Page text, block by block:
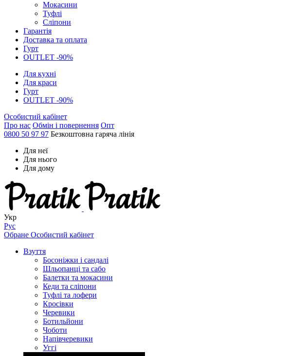
Мокасини
Туфлі
Сліпони
Гарантія
Доставка та оплата
Гурт
OUTLET -90%
Для кухні
Для краси
Гурт
OUTLET -90%
Особистий кабінет
Про нас Обмін і повернення Опт
0800 50 97 97 Безкоштовна гаряча лінія
Для неї
Для нього
Для дому
Укр
Рус
Обране Особистий кабінет
Взуття
Босоніжки і сандалі
Шльопанці та сабо
Балетки та мокасини
Кеди та сліпони
Туфлі та лофери
Кросівки
Черевики
Ботильйони
Чоботи
Напівчеревики
Уггі